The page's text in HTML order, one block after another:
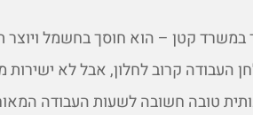
במשרד קטן – הוא חוסך בחשמל
קרוב לחלון, אבל לא ישירות
טובה חשובה לשעות העבודה